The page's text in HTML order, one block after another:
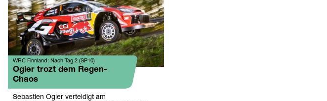
WRC Finnland: Nach Tag 2 (SP10)
Ogier trozt dem Regen-
Chaos
Sebastien Ogier verteidigt am